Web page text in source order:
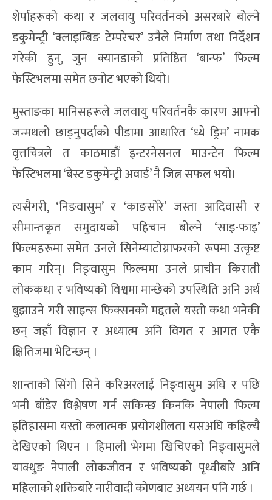
शेर्पाहरूको कथा र जलवायु परिवर्तनको असरबारे बोल्ने
डकुमेन्ट्री ‘क्लाइम्बिङ टेम्परेचर’ उनैले निर्माण तथा निर्देशन
गरेकी हुन्, जुन क्यानडाको प्रतिष्ठित ‘बान्फ’ फिल्म
फेस्टिभलमा समेत छनोट भएको थियो।
मुस्ताङका मानिसहरूले जलवायु परिवर्तनकै कारण आफ्नो
जन्मथलो छाड्नुपर्दाको पीडामा आधारित ‘ध्ये ड्रिम’ नामक
वृत्तचित्रले त काठमाडौं इन्टरनेसनल माउन्टेन फिल्म
फेस्टिभलमा ‘बेस्ट डकुमेन्ट्री अवार्ड’ नै जित्न सफल भयो।
त्यसैगरी, ‘निङवासुम’ र ‘काङसोरे’ जस्ता आदिवासी र
सीमान्तकृत समुदायको पहिचान बोल्ने ‘साइ-फाइ’
फिल्महरूमा समेत उनले सिनेम्याटोग्राफरको रूपमा उत्कृष्ट
काम गरिन्। निङ्वासुम फिल्ममा उनले प्राचीन किराती
लोककथा र भविष्यको विश्वमा मान्छेको उपस्थिति अनि अर्थ
बुझाउने गरी साइन्स फिक्सनको मद्दतले यस्तो कथा भनेकी
छन् जहाँ विज्ञान र अध्यात्म अनि विगत र आगत एकै
क्षितिजमा भेटिन्छन् ।
शान्ताको सिंगो सिने करिअरलाई निङ्वासुम अघि र पछि
भनी बाँडेर विश्लेषण गर्न सकिन्छ किनकि नेपाली फिल्म
इतिहासमा यस्तो कलात्मक प्रयोगशीलता यसअघि कहिल्यै
देखिएको थिएन । हिमाली भेगमा खिचिएको निङ्वासुमले
याक्थुङ नेपाली लोकजीवन र भविष्यको पृथ्वीबारे अनि
महिलाको शक्तिबारे नारीवादी कोणबाट अध्ययन पनि गर्छ ।